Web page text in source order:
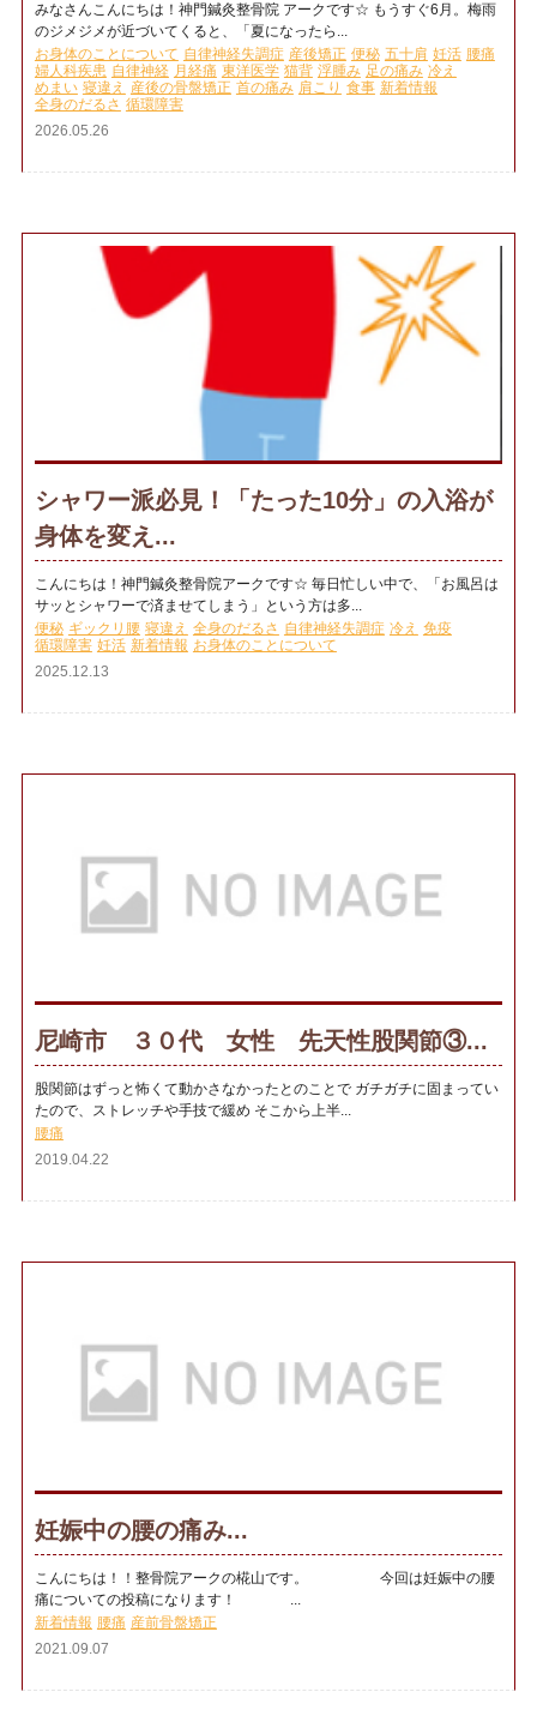
みなさんこんにちは！神門鍼灸整骨院 アークです☆ もうすぐ6月。梅雨
のジメジメが近づいてくると、「夏になったら...
お身体のことについて 自律神経失調症 産後矯正 便秘 五十肩 妊活 腰痛
婦人科疾患 自律神経 月経痛 東洋医学 猫背 浮腫み 足の痛み 冷え
めまい 寝違え 産後の骨盤矯正 首の痛み 肩こり 食事 新着情報
全身のだるさ 循環障害
2026.05.26
シャワー派必見！「たった10分」の入浴が
身体を変え...
こんにちは！神門鍼灸整骨院アークです☆ 毎日忙しい中で、「お風呂は
サッとシャワーで済ませてしまう」という方は多...
便秘 ギックリ腰 寝違え 全身のだるさ 自律神経失調症 冷え 免疫
循環障害 妊活 新着情報 お身体のことについて
2025.12.13
尼崎市 ３０代 女性 先天性股関節③...
股関節はずっと怖くて動かさなかったとのことで ガチガチに固まってい
たので、ストレッチや手技で緩め そこから上半...
腰痛
2019.04.22
妊娠中の腰の痛み...
こんにちは！！整骨院アークの椛山です。 今回は妊娠中の腰
痛についての投稿になります！ ...
新着情報 腰痛 産前骨盤矯正
2021.09.07